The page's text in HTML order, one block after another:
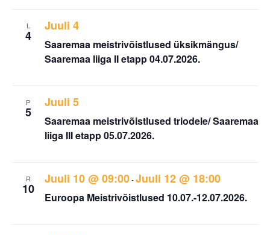
L
4
Juuli 4
Saaremaa meistrivõistlused üksikmängus/
Saaremaa liiga II etapp 04.07.2026.
P
5
Juuli 5
Saaremaa meistrivõistlused triodele/ Saaremaa
liiga III etapp 05.07.2026.
R
10
Juuli 10 @ 09:00-Juuli 12 @ 18:00
Euroopa Meistrivõistlused 10.07.-12.07.2026.